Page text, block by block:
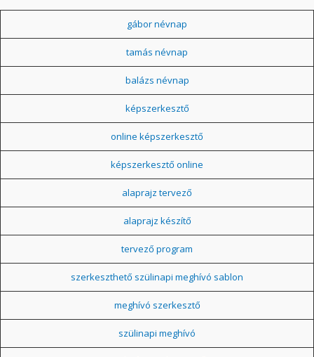
gábor névnap
tamás névnap
balázs névnap
képszerkesztő
online képszerkesztő
képszerkesztő online
alaprajz tervező
alaprajz készítő
tervező program
szerkeszthető szülinapi meghívó sablon
meghívó szerkesztő
szülinapi meghívó